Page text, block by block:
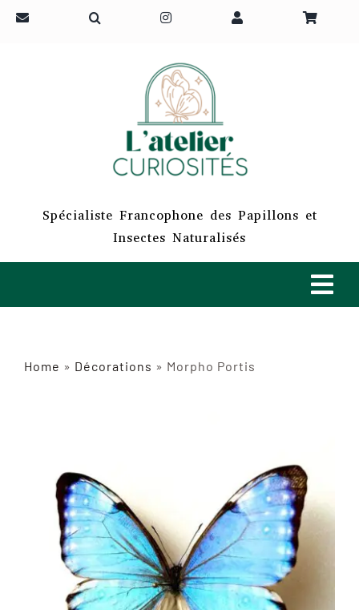
Passer
Spécialiste Francophone des Papillons et
Insectes Naturalisés
MATÉRIELS
CURIOSITÉS
À PROPOS
Home » Décorations » Morpho Portis